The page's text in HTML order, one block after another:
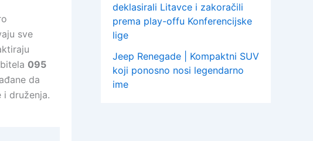
sve
095
da
druženja.
deklasirali Litavce i zakoračili
prema play-offu Konferencijske
lige
Jeep Renegade | Kompaktni SUV
koji ponosno nosi legendarno
ime